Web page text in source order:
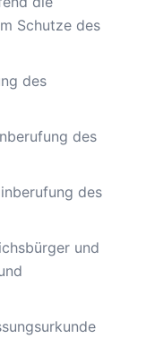
Schutze des
des
des
des
und